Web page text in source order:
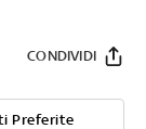
Preferite
CONDIVIDI